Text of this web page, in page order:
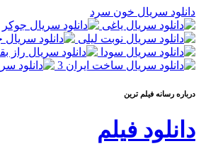
دانلود سریال خون سرد
درباره رسانه فيلم ترين
دانلود فیلم